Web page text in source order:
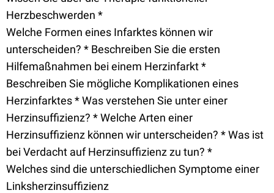
Herzbeschwerden *
Welche Formen eines Infarktes können wir
unterscheiden? * Beschreiben Sie die ersten
Hilfemaßnahmen bei einem Herzinfarkt *
Beschreiben Sie mögliche Komplikationen eines
Herzinfarktes * Was verstehen Sie unter einer
Herzinsuffizienz? * Welche Arten einer
Herzinsuffizienz können wir unterscheiden? * Was ist
bei Verdacht auf Herzinsuffizienz zu tun? *
Welches sind die unterschiedlichen Symptome einer
Linksherzinsuffizienz